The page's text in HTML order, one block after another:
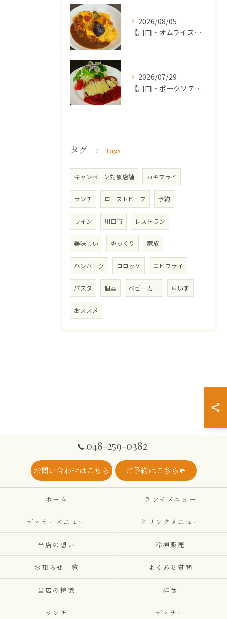
2026/08/05
【川口・オムライス】ランチ・ディナーにおススメの週替わりメニ...
2026/07/29
【川口・ポークソテー】ランチ・ディナーにおススメの週替わりメ...
タグ Tags
キャンペーン対象店舗 カキフライ
ランチ ローストビーフ 予約
ワイン 川口市 レストラン
美味しい ゆっくり 家族
ハンバーグ コロッケ エビフライ
パスタ 個室 ベビーカー 車いす
おススメ
048-259-0382
お問い合わせはこちら ご予約はこちら
ホーム ランチメニュー
ディナーメニュー ドリンクメニュー
当店の想い 冷凍販売
お知らせ一覧 よくある質問
当店の特徴 洋食
ランチ ディナー